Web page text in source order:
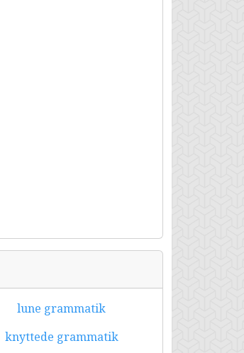
lune grammatik
knyttede grammatik